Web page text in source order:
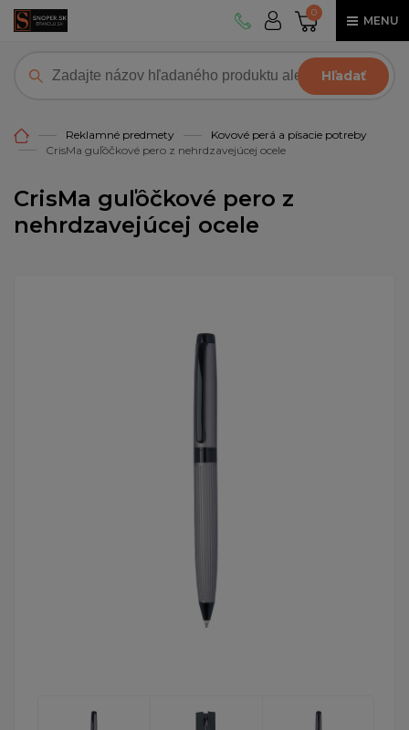
0
MENU
Hľadať
Reklamné predmety
Kovové perá a písacie potreby
CrisMa guľôčkové pero z nehrdzavejúcej ocele
CrisMa guľôčkové pero z
nehrdzavejúcej ocele